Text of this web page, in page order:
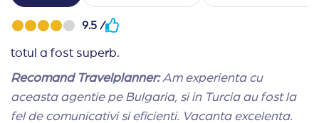
9.5 /
totul a fost superb.
Recomand Travelplanner:Am experienta cu
aceasta agentie pe Bulgaria, si in Turcia au fost la
fel de comunicativi si eficienti. Vacanta excelenta.